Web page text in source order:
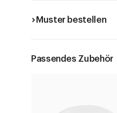
Muster bestellen
Passendes Zubehör